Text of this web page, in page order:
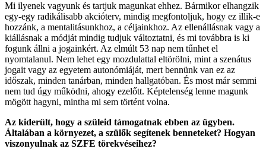
Mi ilyenek vagyunk és tartjuk magunkat ehhez. Bármikor elhangzik
egy-egy radikálisabb akcióterv, mindig megfontoljuk, hogy ez illik-e
hozzánk, a mentalitásunkhoz, a céljainkhoz. Az ellenállásnak vagy a
kiállásnak a módját mindig tudjuk változtatni, és mi továbbra is ki
fogunk állni a jogainkért. Az elmúlt 53 nap nem tűnhet el
nyomtalanul. Nem lehet egy mozdulattal eltörölni, mint a szenátus
jogait vagy az egyetem autonómiáját, mert bennünk van ez az
időszak, minden tanárban, minden hallgatóban. És most már semmi
nem tud úgy működni, ahogy ezelőtt. Képtelenség lenne magunk
mögött hagyni, mintha mi sem történt volna.
Az kiderült, hogy a szüleid támogatnak ebben az ügyben.
Általában a környezet, a szülők segítenek benneteket? Hogyan
viszonyulnak az SZFE törekvéseihez?